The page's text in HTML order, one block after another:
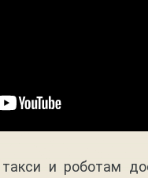
и роботам